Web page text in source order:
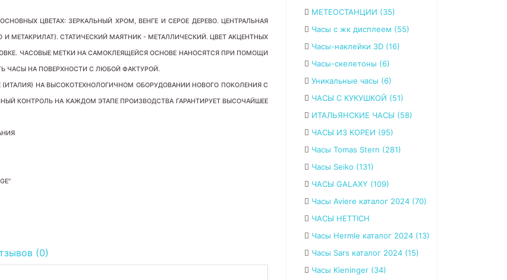
ЦВЕТАХ: ЗЕРКАЛЬНЫЙ ХРОМ, ВЕНГЕ И СЕРОЕ ДЕРЕВО. ЦЕНТРАЛЬНАЯ
МЕТАКРИЛАТ). СТАТИЧЕСКИЙ МАЯТНИК - МЕТАЛЛИЧЕСКИЙ. ЦВЕТ АКЦЕНТНЫХ
ЧАСОВЫЕ МЕТКИ НА САМОКЛЕЯЩЕЙСЯ ОСНОВЕ НАНОСЯТСЯ ПРИ ПОМОЩИ
ЧАСЫ НА ПОВЕРХНОСТИ С ЛЮБОЙ ФАКТУРОЙ.
(ИТАЛИЯ) НА ВЫСОКОТЕХНОЛОГИЧНОМ ОБОРУДОВАНИИ НОВОГО ПОКОЛЕНИЯ С
КОНТРОЛЬ НА КАЖДОМ ЭТАПЕ ПРОИЗВОДСТВА ГАРАНТИРУЕТ ВЫСОЧАЙШЕЕ
(0)
МЕТЕОСТАНЦИИ (35)
Часы с жк дисплеем (55)
Часы-наклейки 3D (16)
Часы-скелетоны (6)
Уникальные часы (6)
ЧАСЫ С КУКУШКОЙ (51)
ИТАЛЬЯНСКИЕ ЧАСЫ (58)
ЧАСЫ ИЗ КОРЕИ (95)
Часы Tomas Stern (281)
Часы Seiko (131)
ЧАСЫ GALAXY (109)
Часы Aviere каталог 2024 (70)
ЧАСЫ HETTICH
Часы Hermle каталог 2024 (13)
Часы Sars каталог 2024 (15)
Часы Kieninger (34)